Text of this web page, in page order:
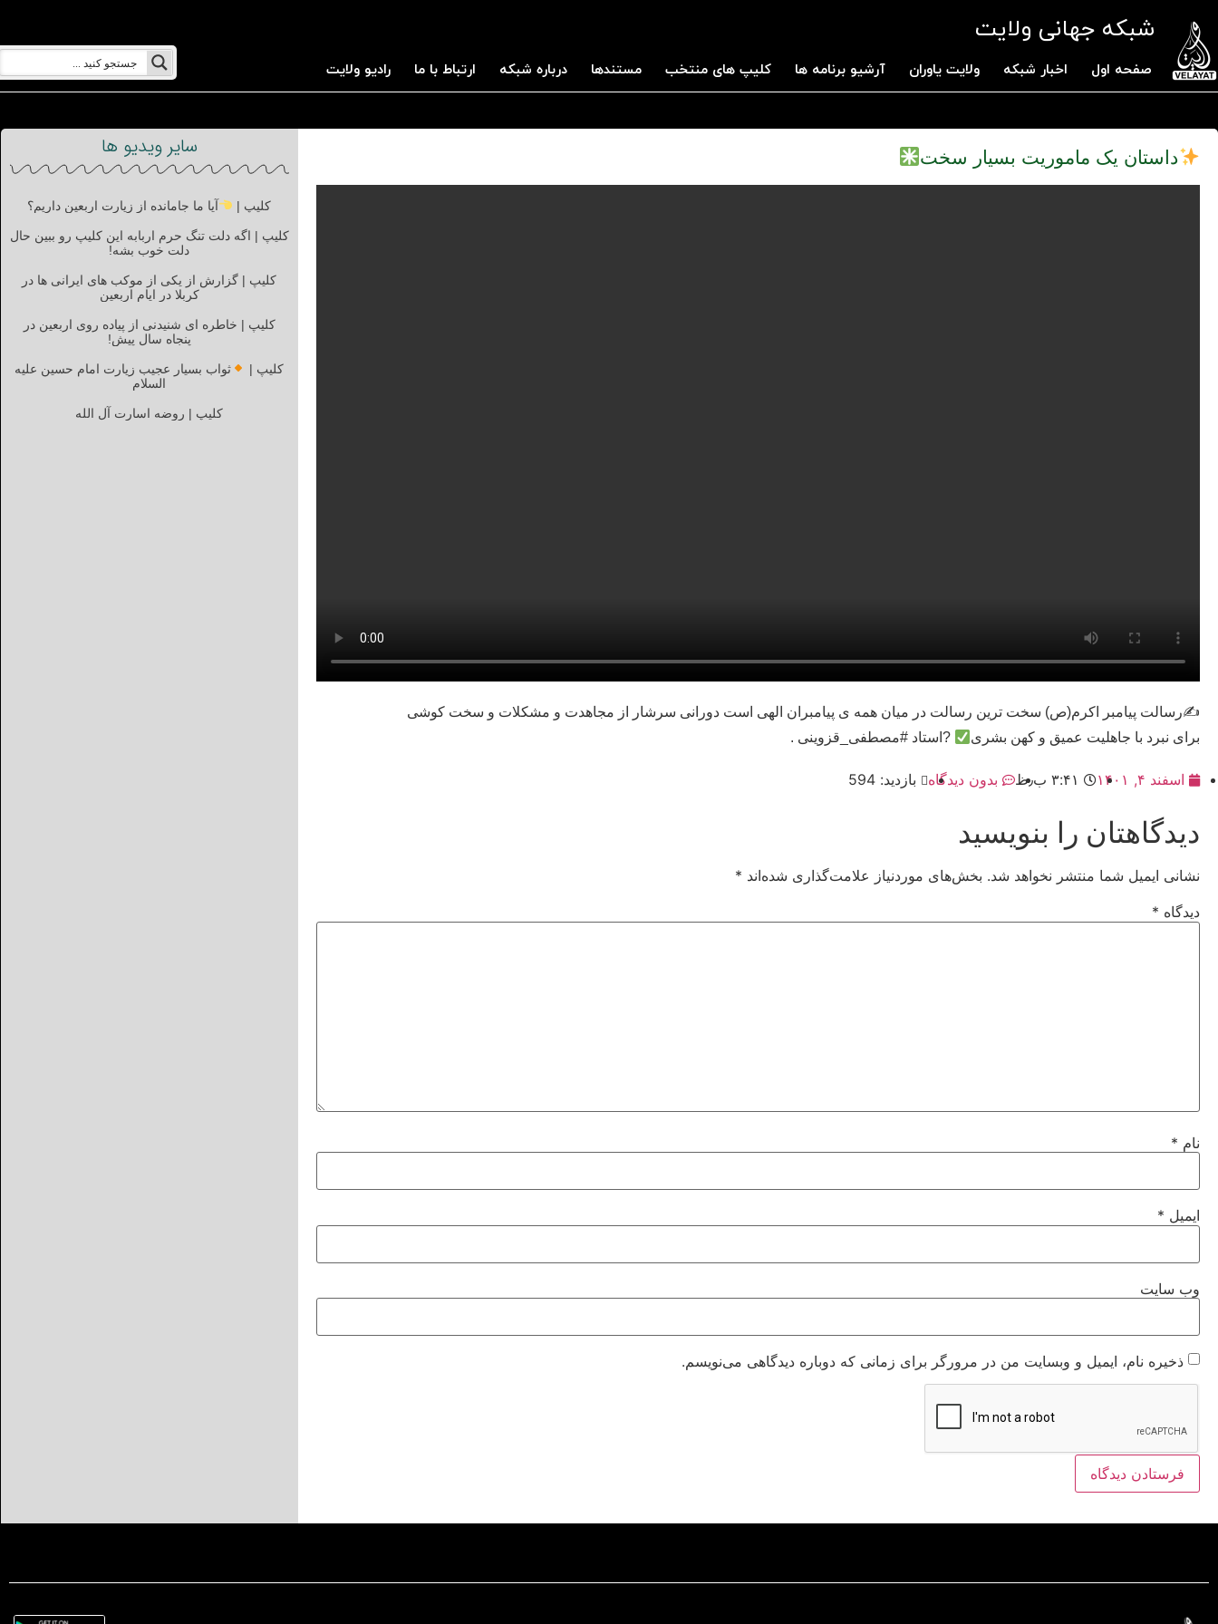
شبکه جهانی ولایت
صفحه اول اخبار شبکه ولایت یاوران آرشیو برنامه ها کلیپ های منتخب مستندها درباره شبکه ارتباط با ما رادیو ولایت
داستان یک ماموریت بسیار سخت
✍رسالت پیامبر اکرم(ص) سخت ترین رسالت در میان همه ی پیامبران الهی است دورانی سرشار از مجاهدت و مشکلات و سخت کوشی
برای نبرد با جاهلیت عمیق و کهن بشری
?استاد #مصطفی_قزوینی .
اسفند ۴, ۱۴۰۱ ۳:۴۱ ب٫ظ بدون دیدگاه بازدید: 594
دیدگاهتان را بنویسید
نشانی ایمیل شما منتشر نخواهد شد. بخش‌های موردنیاز علامت‌گذاری شده‌اند *
دیدگاه *
نام *
ایمیل *
وب‌ سایت
ذخیره نام، ایمیل و وبسایت من در مرورگر برای زمانی که دوباره دیدگاهی می‌نویسم.
سایر ویدیو ها
کلیپ | آیا ما جامانده از زیارت اربعین داریم؟
کلیپ | اگه دلت تنگ حرم اربابه این کلیپ رو ببین حال
دلت خوب بشه!
کلیپ | گزارش از یکی از موکب های ایرانی ها در
کربلا در ایام اربعین
کلیپ | خاطره ای شنیدنی از پیاده روی اربعین در
پنجاه سال پیش!
کلیپ |
ثواب بسیار عجیب زیارت امام حسین علیه
السلام
کلیپ | روضه اسارت آل الله